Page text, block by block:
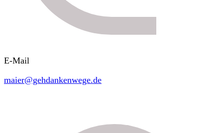
E-Mail
maier@gehdankenwege.de